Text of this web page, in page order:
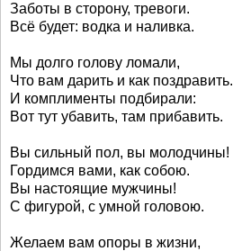
Заботы в сторону, тревоги.
Всё будет: водка и наливка.
Мы долго голову ломали,
Что вам дарить и как поздравить.
И комплименты подбирали:
Вот тут убавить, там прибавить.
Вы сильный пол, вы молодчины!
Гордимся вами, как собою.
Вы настоящие мужчины!
С фигурой, с умной головою.
Желаем вам опоры в жизни,